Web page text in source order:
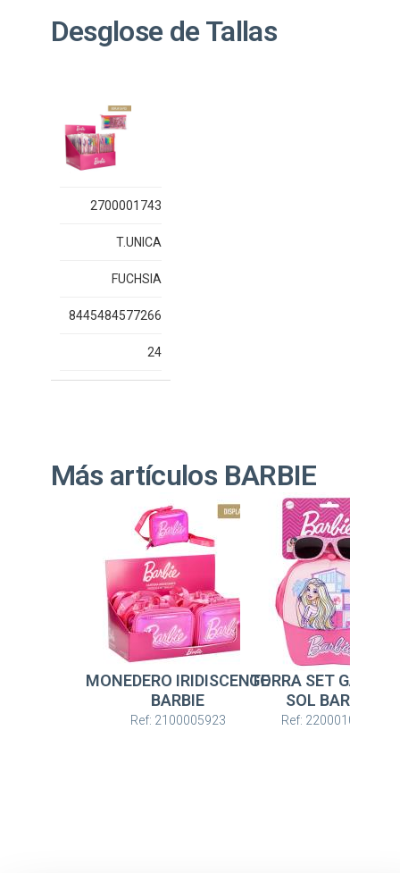
Desglose de Tallas
2700001743
T.UNICA
FUCHSIA
8445484577266
24
Más artículos BARBIE
MONEDERO IRIDISCENTE
BARBIE
Ref: 2100005923
GORRA SET GAFAS
SOL BARBIE
Ref: 2200010469